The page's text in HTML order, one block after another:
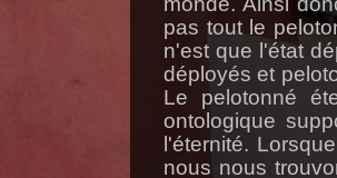
pas tout le
n'est que l'état
déployés et
Le pelotonné
ontologique
l'éternité.
nous nous